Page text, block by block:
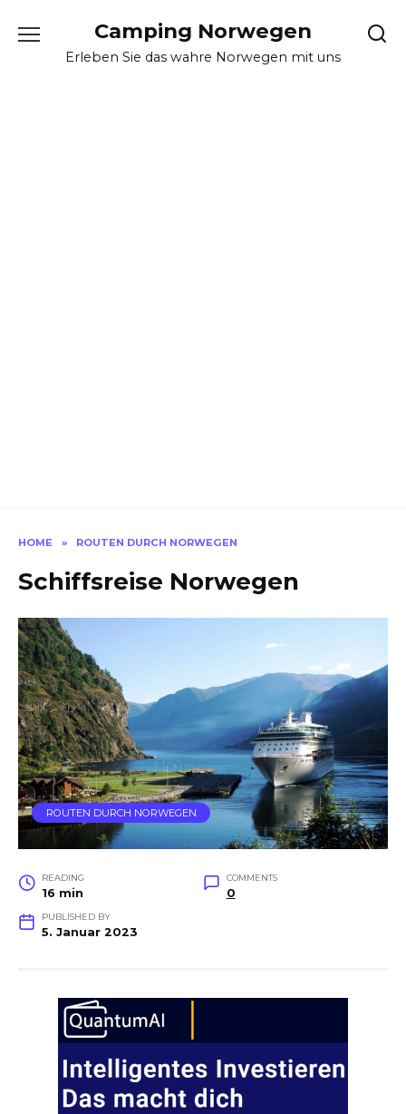
Camping Norwegen
Erleben Sie das wahre Norwegen mit uns
HOME » ROUTEN DURCH NORWEGEN
Schiffsreise Norwegen
ROUTEN DURCH NORWEGEN
READING
16 min
COMMENTS
0
PUBLISHED BY
5. Januar 2023